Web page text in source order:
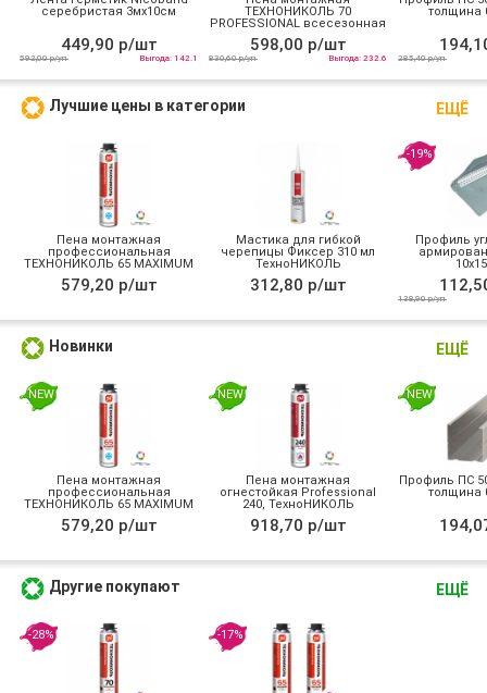
серебристая 3мх10см
449,90 р/шт
592,00 р/уп Выгода: 142.1
ТЕХНОНИКОЛЬ 70
PROFESSIONAL всесезонная
598,00 р/шт
830,60 р/уп Выгода: 232.6
толщина
285,40 р/уп
ЕЩЁ
Лучшие цены в категории
Пена монтажная
профессиональная
ТЕХНОНИКОЛЬ 65 MAXIMUM
зимняя
579,20 р/шт
Мастика для гибкой
черепицы Фиксер 310 мл
ТехноНИКОЛЬ
312,80 р/шт
-19%
Профиль
138,90 р/уп
ЕЩЁ
Новинки
NEW
Пена монтажная
профессиональная
ТЕХНОНИКОЛЬ 65 MAXIMUM
зимняя
579,20 р/шт
NEW
Пена монтажная
огнестойкая Professional
240, ТехноНИКОЛЬ
918,70 р/шт
NEW
Профиль ПС
толщина
ЕЩЁ
Другие покупают
-28% -17%